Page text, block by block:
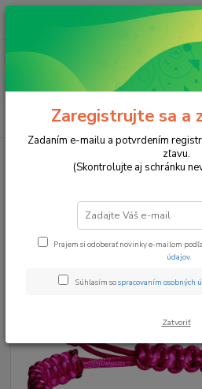
Žiarivé Puto
Zaregistrujte sa a
Zadaním e-mailu a potvrdením
zľavu.
(Skontrolujte aj schránku
Prajem si odoberať novinky e-mailom podľa
údajov
Súhlasím sospracovaním osobných
Zatvoriť